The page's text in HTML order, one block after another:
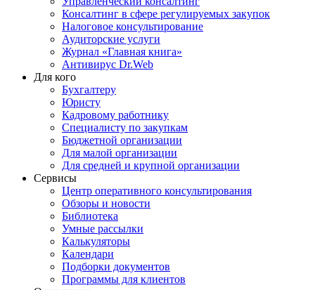
Консалтинг в сфере регулируемых закупок
Налоговое консультирование
Аудиторские услуги
Журнал «Главная книга»
Антивирус Dr.Web
Для кого
Бухгалтеру
Юристу
Кадровому работнику
Специалисту по закупкам
Бюджетной организации
Для малой организации
Для средней и крупной организации
Сервисы
Центр оперативного консультирования
Обзоры и новости
Библиотека
Умные рассылки
Калькуляторы
Календари
Подборки документов
Программы для клиентов